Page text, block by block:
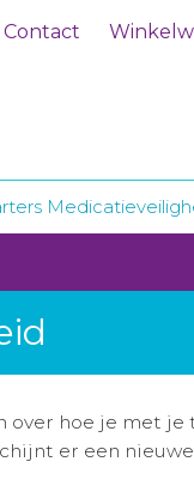
Contact
over hoe je met
er een